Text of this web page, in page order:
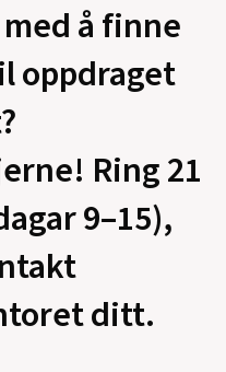
å finne
oppdraget
Ring 21
9–15),
ditt.